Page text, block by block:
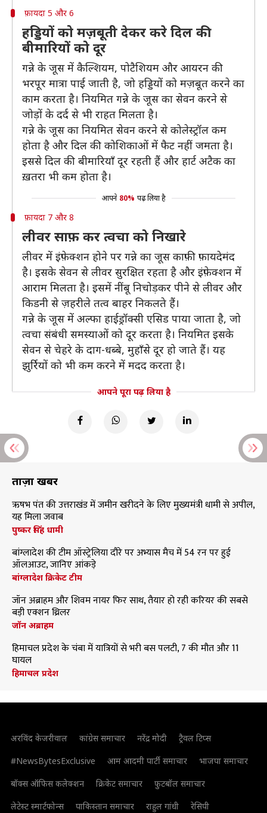
फ़ायदा 5 और 6
हड्डियों को मज़बूती देकर करे दिल की
बीमारियों को दूर
गन्ने के जूस में कैल्शियम, पोटैशियम और आयरन की
भरपूर मात्रा पाई जाती है, जो हड्डियों को मज़बूत करने का
काम करता है। नियमित गन्ने के जूस का सेवन करने से
जोड़ों के दर्द से भी राहत मिलता है।
गन्ने के जूस का नियमित सेवन करने से कोलेस्ट्रॉल कम
होता है और दिल की कोशिकाओं में फैट नहीं जमता है।
इससे दिल की बीमारियाँ दूर रहती हैं और हार्ट अटैक का
ख़तरा भी कम होता है।
आपने 80% पढ़ लिया है
फ़ायदा 7 और 8
लीवर साफ़ कर त्वचा को निखारे
लीवर में इंफ़ेक्शन होने पर गन्ने का जूस काफ़ी फ़ायदेमंद
है। इसके सेवन से लीवर सुरक्षित रहता है और इंफ़ेक्शन में
आराम मिलता है। इसमें नींबू निचोड़कर पीने से लीवर और
किडनी से ज़हरीले तत्व बाहर निकलते हैं।
गन्ने के जूस में अल्फा हाईड्रॉक्सी एसिड पाया जाता है, जो
त्वचा संबंधी समस्याओं को दूर करता है। नियमित इसके
सेवन से चेहरे के दाग-धब्बे, मुहाँसे दूर हो जाते हैं। यह
झुर्रियों को भी कम करने में मदद करता है।
आपने पूरा पढ़ लिया है
ताज़ा खबरें
ऋषभ पंत की उत्तराखंड में जमीन खरीदने के लिए मुख्यमंत्री धामी से अपील,
यह मिला जवाब
पुष्कर सिंह धामी
बांग्लादेश की टीम ऑस्ट्रेलिया दौरे पर अभ्यास मैच में 54 रन पर हुई
ऑलआउट, जानिए आंकड़े
बांग्लादेश क्रिकेट टीम
जॉन अब्राहम और शिवम नायर फिर साथ, तैयार हो रही करियर की सबसे
बड़ी एक्शन थ्रिलर
जॉन अब्राहम
हिमाचल प्रदेश के चंबा में यात्रियों से भरी बस पलटी, 7 की मौत और 11
घायल
हिमाचल प्रदेश
अरविंद केजरीवाल कांग्रेस समाचार नरेंद्र मोदी
ट्रैवल टिप्स
#NewsBytesExclusive
आम आदमी पार्टी समाचार
भाजपा समाचार
बॉक्स ऑफिस कलेक्शन
क्रिकेट समाचार
फुटबॉल समाचार
लेटेस्ट स्मार्टफोन्स
पाकिस्तान समाचार राहुल गांधी रेसिपी